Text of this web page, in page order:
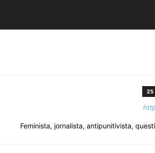
25
Feminista, jornalista, antipunitivista,